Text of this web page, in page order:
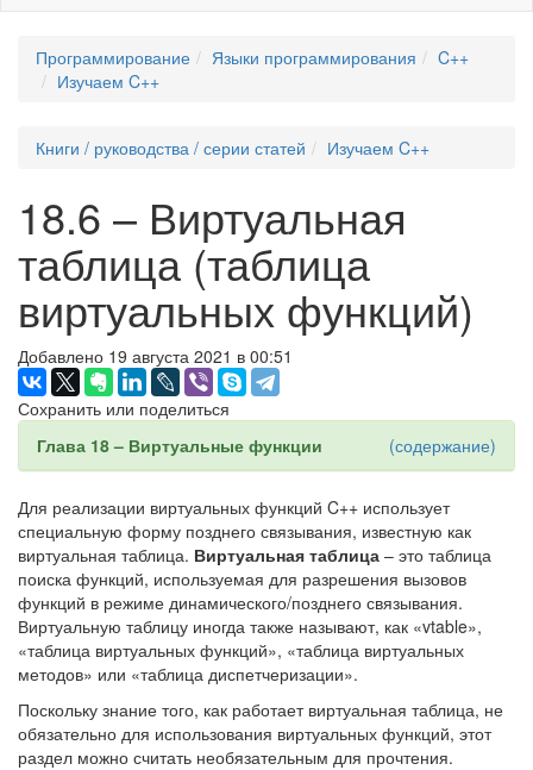
Программирование Языки программирования
C++
Изучаем C++
Книги / руководства / серии статей Изучаем C++
18.6 – Виртуальная
таблица (таблица
виртуальных функций)
Добавлено 19 августа 2021 в 00:51
Сохранить или поделиться
Глава 18 – Виртуальные функции
(содержание)
Для реализации виртуальных функций C++ использует
специальную форму позднего связывания, известную как
виртуальная таблица. Виртуальная таблица – это таблица
поиска функций, используемая для разрешения вызовов
функций в режиме динамического/позднего связывания.
Виртуальную таблицу иногда также называют, как «vtable»,
«таблица виртуальных функций», «таблица виртуальных
методов» или «таблица диспетчеризации».
Поскольку знание того, как работает виртуальная таблица, не
обязательно для использования виртуальных функций, этот
раздел можно считать необязательным для прочтения.